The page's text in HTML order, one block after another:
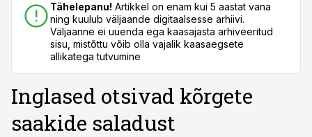
Tähelepanu! Artikkel on enam kui 5 aastat vana
ning kuulub väljaande digitaalsesse arhiivi.
Väljaanne ei uuenda ega kaasajasta arhiveeritud
sisu, mistõttu võib olla vajalik kaasaegsete
allikatega tutvumine
Inglased otsivad kõrgete
saakide saladust